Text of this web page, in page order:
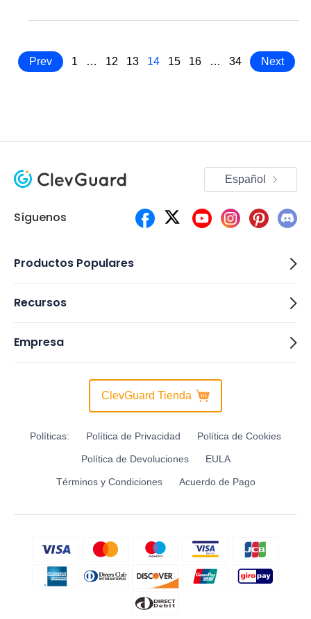
Prev 1 … 12 13 14 15 16 … 34 Next
Síguenos
Español
Productos Populares
Recursos
Empresa
ClevGuard Tienda
Políticas: Política de Privacidad Política de Cookies
Política de Devoluciones EULA
Términos y Condiciones Acuerdo de Pago